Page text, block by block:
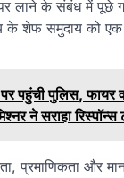
लाने के संबंध में पूछे
के शेफ समुदाय को
पर पहुंची पुलिस,
ने सराहा रिस्पॉन्स
प्रमाणिकता